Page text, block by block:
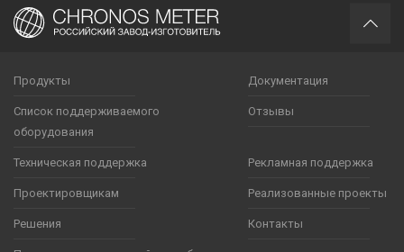
Продукты Документация
Список поддерживаемого
оборудования
Отзывы
Техническая поддержка Рекламная поддержка
Проектировщикам Реализованные проекты
Решения Контакты